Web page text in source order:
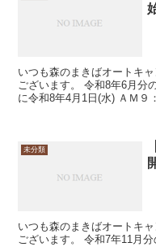
いつも森のまきばオートキ
ございます。 令和8年6月分
に令和8年4月1日(水) ＡＭ９
未分類
いつも森のまきばオートキ
ございます。 令和7年11月